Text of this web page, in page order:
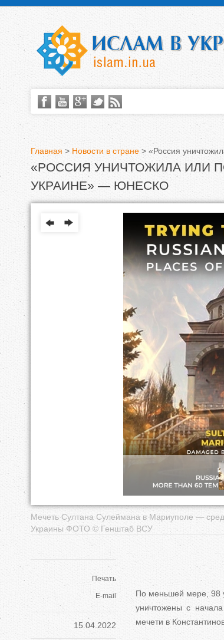
В
ы
Главная > Новости в стране > «Россия
«РОССИЯ УНИЧТОЖИЛА ИЛИ
УКРАИНЕ» — ЮНЕСКО
Мечеть Султана Сулеймана в Мариуполе —
Украины ФОТО © Генштаб ВСУ
Печать
E-mail
15.04.2022
По меньшей мере, 98
уничтожены с
мечети в